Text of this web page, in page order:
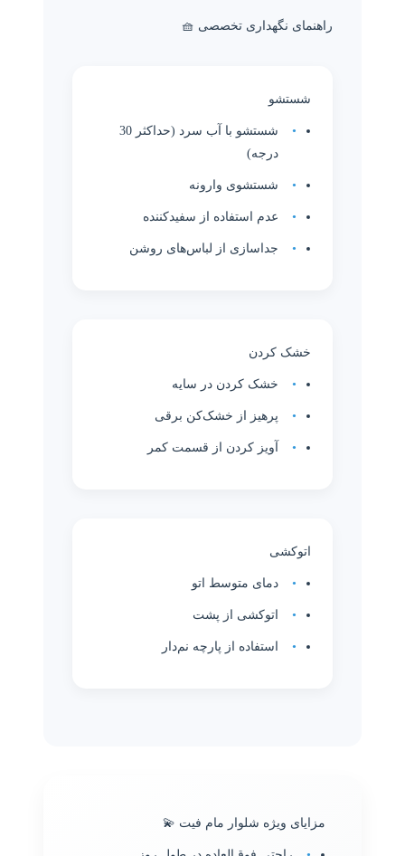
راهنمای نگهداری تخصصی 🧺
شستشو
شستشو با آب سرد (حداکثر 30
درجه)
شستشوی وارونه
عدم استفاده از سفیدکننده
جداسازی از لباس‌های روشن
خشک کردن
خشک کردن در سایه
پرهیز از خشک‌کن برقی
آویز کردن از قسمت کمر
اتوکشی
دمای متوسط اتو
اتوکشی از پشت
استفاده از پارچه نم‌دار
مزایای ویژه شلوار مام فیت 💫